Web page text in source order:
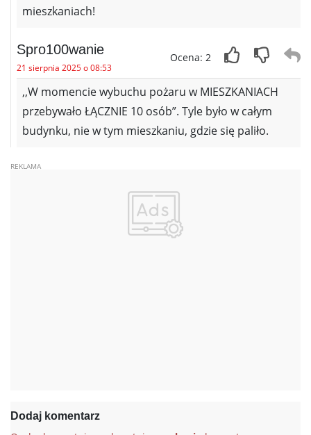
mieszkaniach!
Spro100wanie
21 sierpnia 2025 o 08:53
Ocena: 2
,,W momencie wybuchu pożaru w MIESZKANIACH
przebywało ŁĄCZNIE 10 osób”. Tyle było w całym
budynku, nie w tym mieszkaniu, gdzie się paliło.
Dodaj komentarz